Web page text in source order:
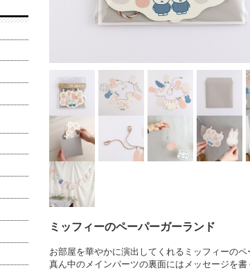
ミッフィーのペーパーガーランド
お部屋を華やかに演出してくれるミッフィーのペ
真ん中のメインパーツの裏面にはメッセージを書